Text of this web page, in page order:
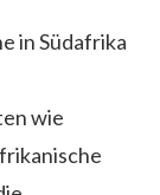
in Südafrika
wie